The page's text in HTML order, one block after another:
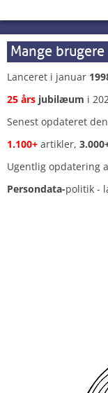
Mange brugere
Lanceret i januar
25 års jubilæum i
Senest opdateret den
1.100+ artikler,
Ugentlig opdatering
Persondata-politik -